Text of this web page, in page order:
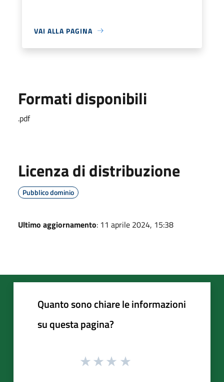
VAI ALLA PAGINA
Formati disponibili
.pdf
Licenza di distribuzione
Pubblico dominio
Ultimo aggiornamento: 11 aprile 2024, 15:38
Quanto sono chiare le informazioni
su questa pagina?